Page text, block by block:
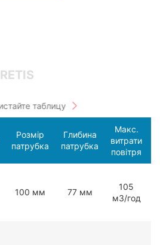
RETIS
Розмір
патрубка
Глибина
патрубка
Макс.
витрати
повітря
100 мм 77 мм
105
мЗ/год